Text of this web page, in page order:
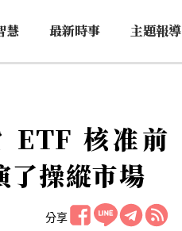
慧 最新時事 主題報導
ETF 核准前
操縱市場
分享